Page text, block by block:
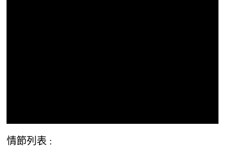
情節列表 :